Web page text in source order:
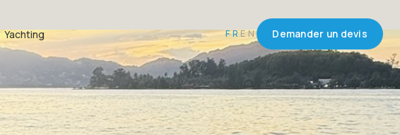
Yachting FREN Demander un devis